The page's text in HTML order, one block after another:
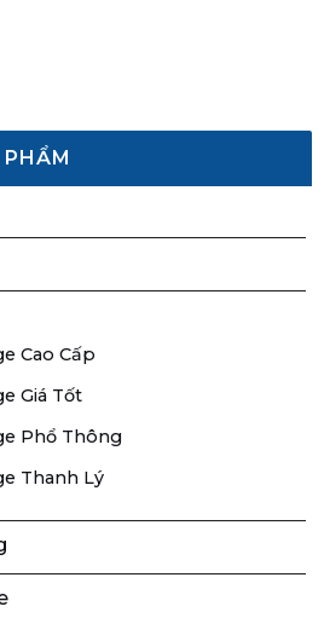
Cao Cấp
Giá Tốt
Phổ Thông
Thanh Lý